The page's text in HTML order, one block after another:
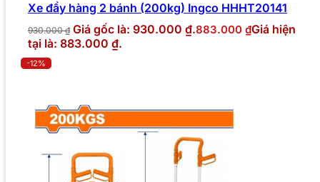
Xe đẩy hàng 2 bánh (200kg) Ingco HHHT20141
930.000₫ Giá gốc là: 930.000 ₫.883.000 ₫Giá hiện
tại là: 883.000 ₫.
-12%